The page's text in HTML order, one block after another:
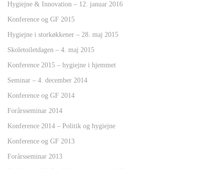
Hygiejne & Innovation – 12. januar 2016
Konference og GF 2015
Hygiejne i storkøkkener – 28. maj 2015
Skoletoiletdagen – 4. maj 2015
Konference 2015 – hygiejne i hjemmet
Seminar – 4. december 2014
Konference og GF 2014
Forårsseminar 2014
Konference 2014 – Politik og hygiejne
Konference og GF 2013
Forårsseminar 2013